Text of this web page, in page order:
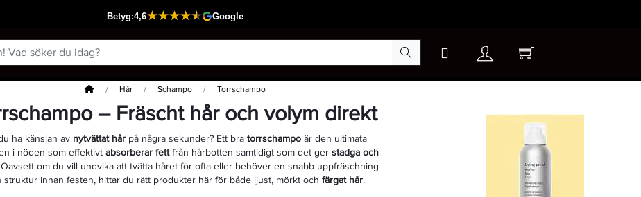
Hem Hår Schampo Torrschampo
– Fräscht hår och volym direkt
ha känslan av nytvättat hår på några sekunder? Ett bra torrschampo är den ultimata
i nöden som effektivt absorberar fettfrån hårbotten samtidigt som det ger stadga och
Oavsett om du vill undvika att tvätta håret för ofta eller behöver en snabb uppfräschning
struktur innan festen, hittar du rätt produkter här för både ljust, mörkt och färgat hår.